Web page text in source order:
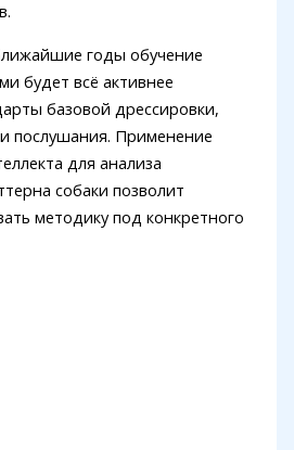
годы обучение
будет всё активнее
базовой дрессировки,
послушания. Применение
для анализа
собаки позволит
методику под конкретного